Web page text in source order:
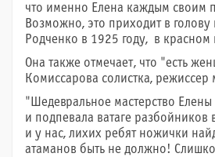
что именно Елена каждым своим
Возможно, это приходит в
Родченко в 1925 году, в
Она также отмечает, что "есть
Комиссарова солистка,
" Шедевральное мастерство
и подпевала ватаге разбойников
и у нас, лихих ребят ножички
атаманов быть не должно!